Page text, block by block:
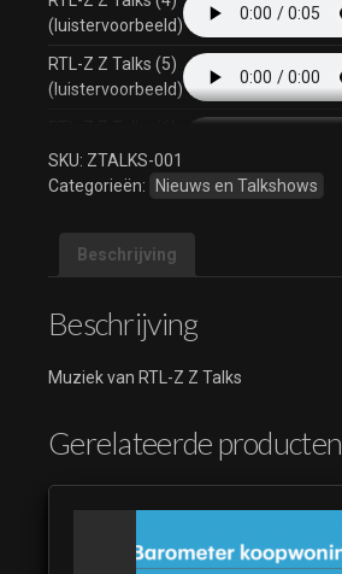
(luistervoorbeeld)
RTL-Z Z Talks (5)
(luistervoorbeeld)
(luistervoorbeeld)
RTL-Z Z Talks (7)
RTL-Z Z Talks (8)
(luistervoorbeeld)
RTL-Z Z Talks (9)
(luistervoorbeeld)
SKU: ZTALKS-001
Categorieën:
Nieuws en Talkshows
Beschrijving
Beschrijving
Muziek van RTL-Z Z Talks
Gerelateerde producten